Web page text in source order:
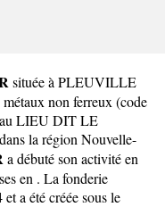
située à PLEUVILLE
non ferreux (code
au LIEU DIT LE
la région Nouvelle-
a débuté son activité en
en . La fonderie
a été créée sous le